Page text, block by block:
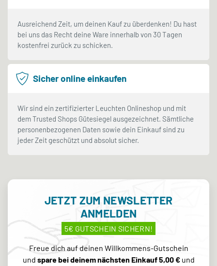
Ausreichend Zeit, um deinen Kauf zu überdenken! Du hast
bei uns das Recht deine Ware innerhalb von 30 Tagen
kostenfrei zurück zu schicken.
Sicher online einkaufen
Wir sind ein zertifizierter Leuchten Onlineshop und mit
dem Trusted Shops Gütesiegel ausgezeichnet. Sämtliche
personenbezogenen Daten sowie dein Einkauf sind zu
jeder Zeit geschützt und absolut sicher.
JETZT ZUM NEWSLETTER
ANMELDEN
5€ GUTSCHEIN SICHERN!
Freue dich auf deinen Willkommens-Gutschein
und spare bei deinem nächsten Einkauf 5,00 €und